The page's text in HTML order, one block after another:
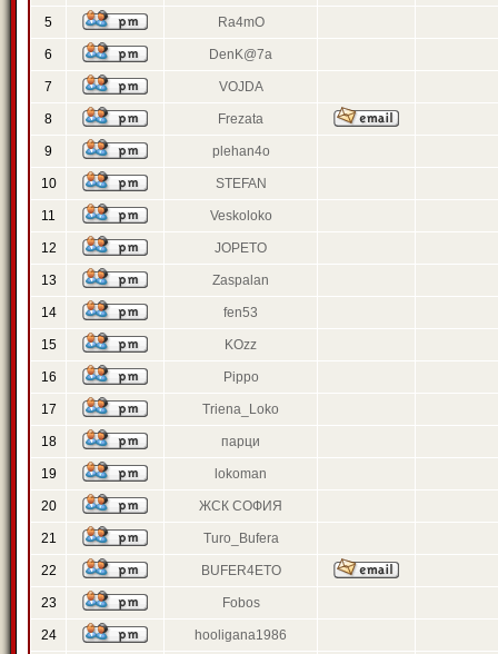
5 Ra4mO
6 DenK@7a
7 VOJDA
8 Frezata
9 plehan4o
10 STEFAN
11 Veskoloko
12 JOPETO
13 Zaspalan
14 fen53
15 KOzz
16 Pippo
17 Triena_Loko
18 парци
19 lokoman
20 ЖСК СОФИЯ
21 Turo_Bufera
22 BUFER4ETO
23 Fobos
24 hooligana1986